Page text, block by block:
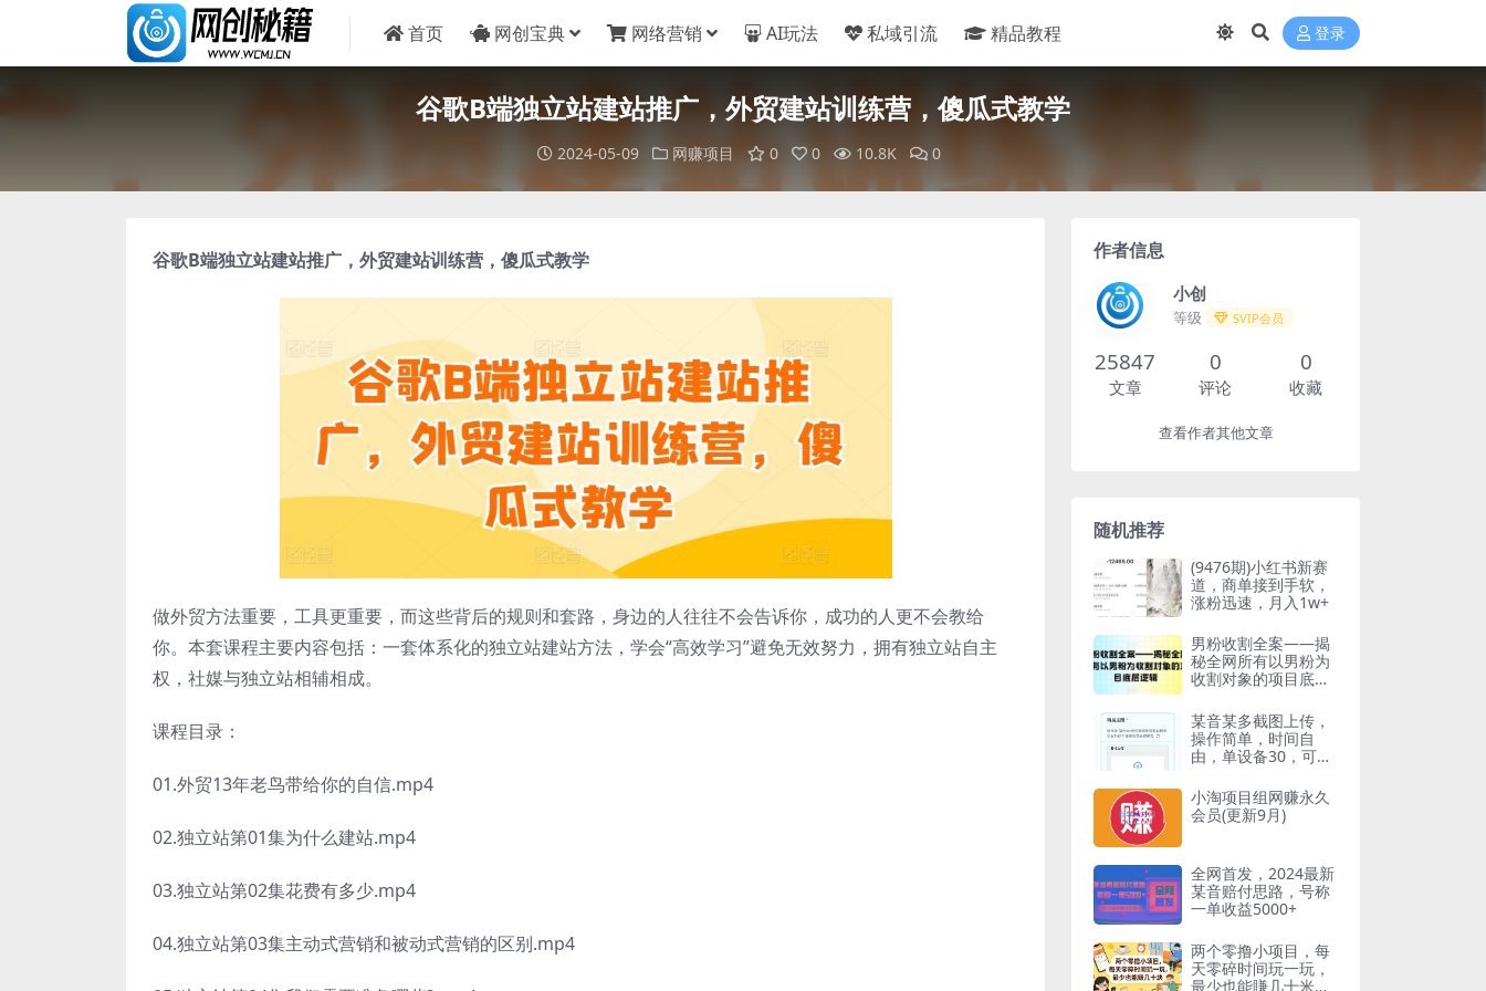
首页 网创宝典 网络营销 AI玩法 私域引流 精品教程 登录
谷歌B端独立站建站推广，外贸建站训练营，傻瓜式教学
2024-05-09 网赚项目 0 0 10.8K 0
谷歌B端独立站建站推广， 外贸建站训练营 ，傻瓜式教学
做外贸方法重要，工具更重要，而这些背后的规则和套路，身边的人往往不会告诉你，成功的人更不会教给
你。本套课程主要内容包括：一套体系化的独立站建站方法，学会“高效学习”避免无效努力，拥有独立站自主
权，社媒与独立站相辅相成。
课程目录：
01.外贸13年老鸟带给你的自信.mp4
02.独立站第01集为什么建站.mp4
03.独立站第02集花费有多少.mp4
04.独立站第03集主动式营销和被动式营销的区别.mp4
作者信息
小创
等级 SVIP会员
25847
文章
0
评论
0
收藏
查看作者其他文章
随机推荐
(9476期)小红书新赛
道，商单接到手软，
涨粉迅速，月入1w+
男粉收割全案——揭
秘全网所有以男粉为
收割对象的项目底层
某音某多截图上传，
操作简单，时间自
由，单设备30，可矩
小淘项目组网赚永久
会员(更新9月)
全网首发，2024最新
某音赔付思路，号称
一单收益5000+
两个零撸小项目，每
天零碎时间玩一玩，
最少也能賺几十米